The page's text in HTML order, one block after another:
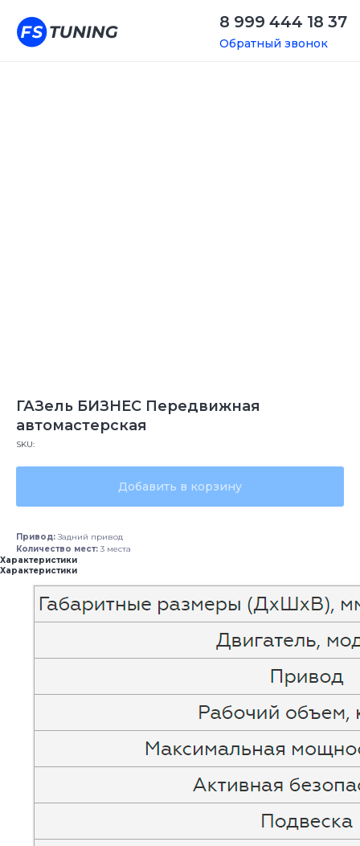
8 999 444 18 37
Обратный звонок
ГАЗель БИЗНЕС Передвижная
автомастерская
SKU:
Добавить в корзину
Привод: Задний привод
Количество мест: 3 места
Характеристики
Характеристики